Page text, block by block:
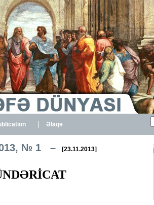
Əlaqə
№ 1 – [23.11.2013]